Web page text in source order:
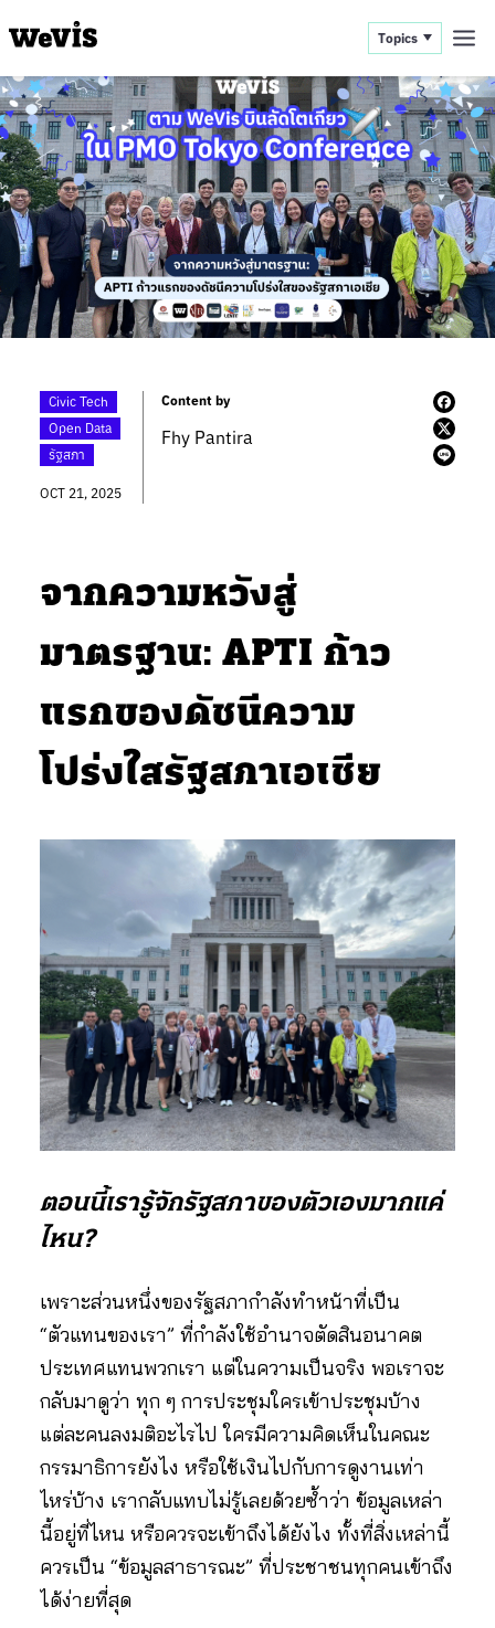
Topics
Civic Tech
Open Data
รัฐสภา
OCT 21, 2025
Content by
Fhy Pantira
จากความหวังสู่
มาตรฐาน: APTI ก้าว
แรกของดัชนีความ
โปร่งใสรัฐสภาเอเชีย
ตอนนี้เรารู้จักรัฐสภาของตัวเองมากแค่
ไหน?
เพราะส่วนหนึ่งของรัฐสภากำลังทำหน้าที่เป็น
“ตัวแทนของเรา” ที่กำลังใช้อำนาจตัดสินอนาคต
ประเทศแทนพวกเรา แต่ในความเป็นจริง พอเราจะ
กลับมาดูว่า ทุก ๆ การประชุมใครเข้าประชุมบ้าง
แต่ละคนลงมติอะไรไป ใครมีความคิดเห็นในคณะ
กรรมาธิการยังไง หรือใช้เงินไปกับการดูงานเท่า
ไหร่บ้าง เรากลับแทบไม่รู้เลยด้วยซ้ำว่า ข้อมูลเหล่า
นี้อยู่ที่ไหน หรือควรจะเข้าถึงได้ยังไง ทั้งที่สิ่งเหล่านี้
ควรเป็น “ข้อมูลสาธารณะ” ที่ประชาชนทุกคนเข้าถึง
ได้ง่ายที่สุด